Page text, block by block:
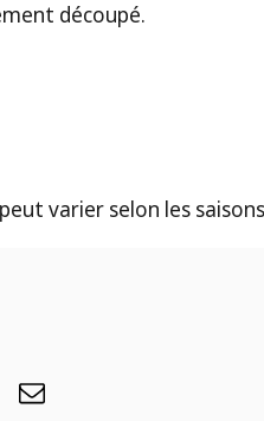
découpé.
varier selon les